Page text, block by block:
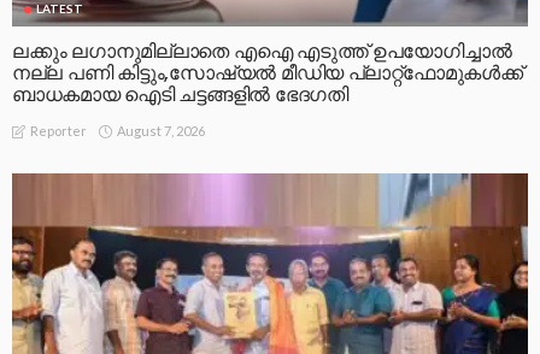
LATEST
ലക്കും ലഗാനുമില്ലാതെ എഐ എടുത്ത് ഉപയോഗിച്ചാല്‍
നല്ല പണി കിട്ടും,സോഷ്യല്‍ മീഡിയ പ്ലാറ്റ്‌ഫോമുകള്‍ക്ക്
ബാധകമായ ഐടി ചട്ടങ്ങളില്‍ ഭേദഗതി
Reporter August 7, 2026